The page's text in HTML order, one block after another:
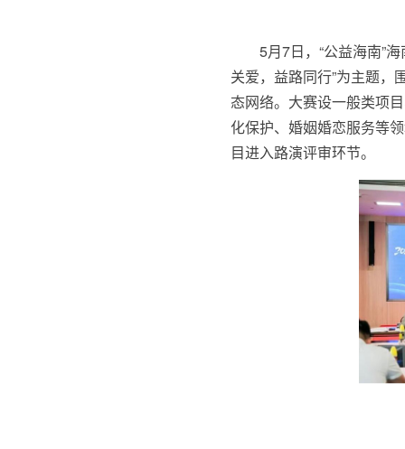
5月7日，“公益海南”
关爱，益路同行”为主题，
态网络。大赛设一般类项
化保护、婚姻婚恋服务等
目进入路演评审环节。